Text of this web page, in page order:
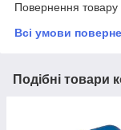
Повернення товару
Всі умови
Подібні товари